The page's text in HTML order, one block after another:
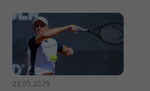
23.05.2025